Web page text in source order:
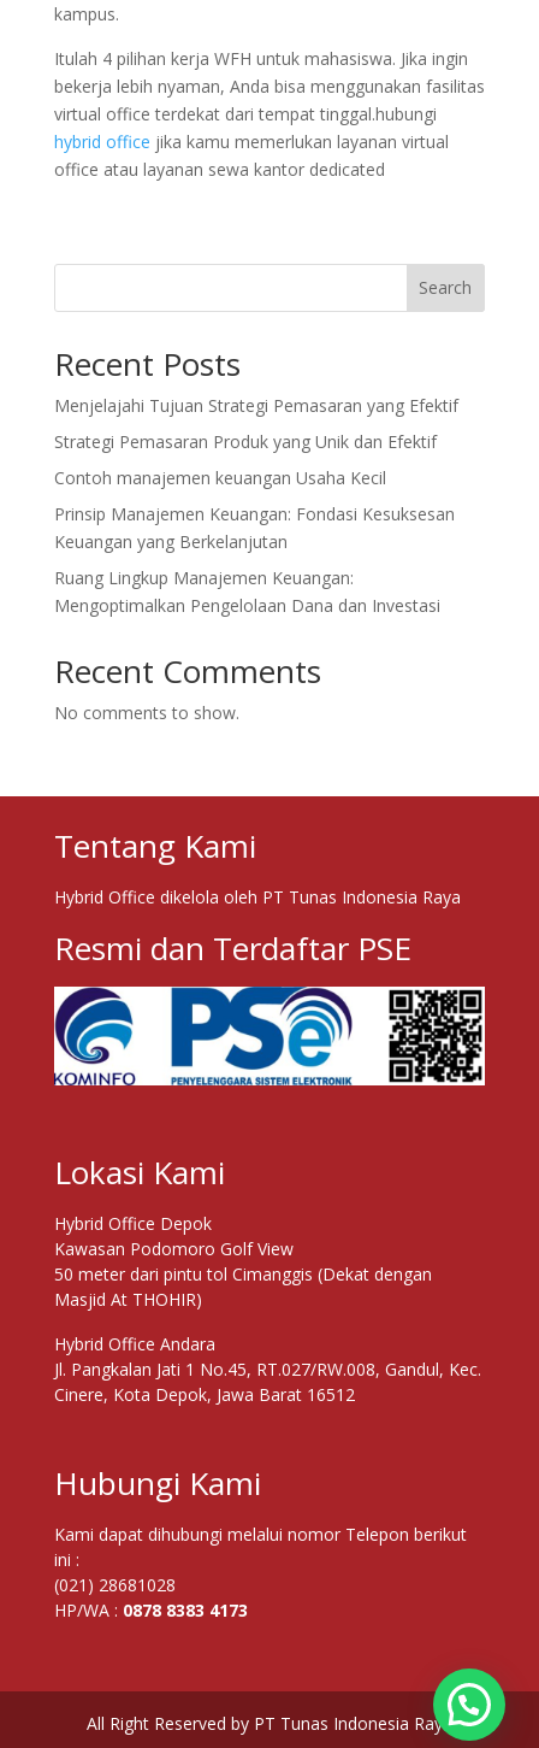
kampus.
Itulah 4 pilihan kerja WFH untuk mahasiswa. Jika ingin
bekerja lebih nyaman, Anda bisa menggunakan fasilitas
virtual office terdekat dari tempat tinggal.hubungi
hybrid office jika kamu memerlukan layanan virtual
office atau layanan sewa kantor dedicated
Search
Recent Posts
Menjelajahi Tujuan Strategi Pemasaran yang Efektif
Strategi Pemasaran Produk yang Unik dan Efektif
Contoh manajemen keuangan Usaha Kecil
Prinsip Manajemen Keuangan: Fondasi Kesuksesan
Keuangan yang Berkelanjutan
Ruang Lingkup Manajemen Keuangan:
Mengoptimalkan Pengelolaan Dana dan Investasi
Recent Comments
No comments to show.
Tentang Kami
Hybrid Office dikelola oleh PT Tunas Indonesia Raya
Resmi dan Terdaftar PSE
Lokasi Kami
Hybrid Office Depok
Kawasan Podomoro Golf View
50 meter dari pintu tol Cimanggis (Dekat dengan
Masjid At THOHIR)
Hybrid Office Andara
Jl. Pangkalan Jati 1 No.45, RT.027/RW.008, Gandul, Kec.
Cinere, Kota Depok, Jawa Barat 16512
Hubungi Kami
Kami dapat dihubungi melalui nomor Telepon berikut
ini :
(021) 28681028
HP/WA : 0878 8383 4173
All Right Reserved by PT Tunas Indonesia Raya